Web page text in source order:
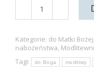
Na
Kategorie: do Matki Bożej
nabożeństwa,
Tagi:
do Boga modlitwy